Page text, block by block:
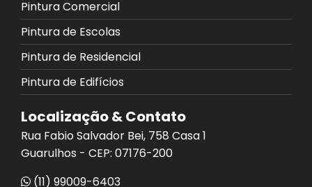
Pintura Comercial
Pintura de Escolas
Pintura de Residencial
Pintura de Edifícios
Localização & Contato
Rua Fabio Salvador Bei, 758 Casa 1
Guarulhos - CEP: 07176-200
(11) 99009-6403